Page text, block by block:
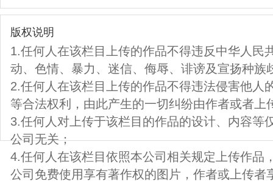
版权说明
1.任何人在该栏目上传的作品不得违反中华人民
动、色情、暴力、迷信、侮辱、诽谤及宣扬种族
2.任何人在该栏目上传的作品不得违法侵害他人
等合法权利，由此产生的一切纠纷由作者或者上
3.任何人对上传于该栏目的作品的设计、内容等
公司无关；
4.任何人在该栏目依照本公司相关规定上传作品
公司免费使用享有著作权的图片，作者或上传者